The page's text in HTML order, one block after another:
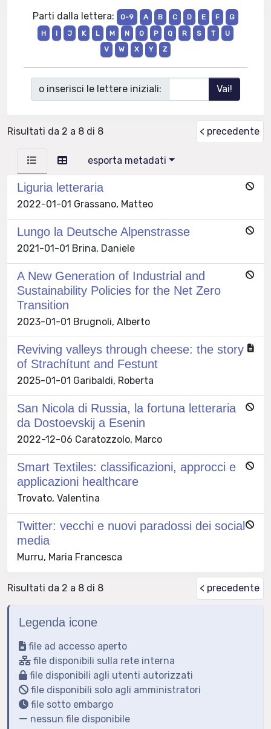
Parti dalla lettera: 0-9 A B C D E F
G
H
I J K L M N O P Q R S T
U
V
W X Y Z
o inserisci le lettere iniziali:
Risultati da 2 a 8 di 8 < precedente
esporta metadati
Liguria letteraria
2022-01-01 Grassano, Matteo
Lungo la Deutsche Alpenstrasse
2021-01-01 Brina, Daniele
A New Generation of Industrial and
Sustainability Policies for the Net Zero
Transition
2023-01-01 Brugnoli, Alberto
Reviving valleys through cheese: the story
of Strachítunt and Festunt
2025-01-01 Garibaldi, Roberta
San Nicola di Russia, la fortuna letteraria
da Dostoevskij a Esenin
2022-12-06 Caratozzolo, Marco
Smart Textiles: classificazioni, approcci e
applicazioni healthcare
Trovato, Valentina
Twitter: vecchi e nuovi paradossi dei social
media
Murru, Maria Francesca
Risultati da 2 a 8 di 8 < precedente
Legenda icone
file ad accesso aperto
file disponibili sulla rete interna
file disponibili agli utenti autorizzati
file disponibili solo agli amministratori
file sotto embargo
nessun file disponibile